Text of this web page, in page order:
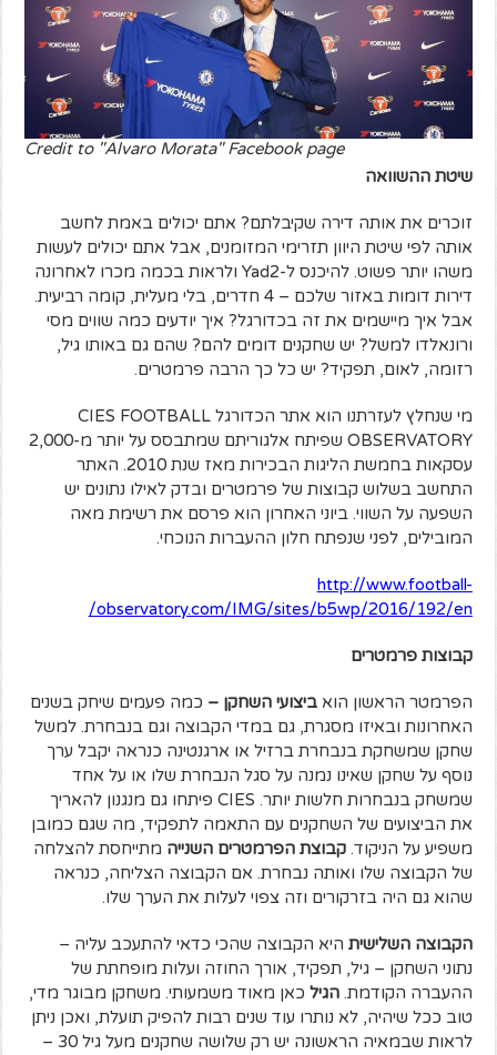
Credit to "Alvaro Morata" Facebook page
שיטת ההשוואה
זוכרים את אותה דירה שקיבלתם? אתם יכולים באמת לחשב
אותה לפי שיטת היוון תזרימי המזומנים, אבל אתם יכולים לעשות
משהו יותר פשוט. להיכנס ל-Yad2 ולראות בכמה מכרו לאחרונה
דירות דומות באזור שלכם – 4 חדרים, בלי מעלית, קומה רביעית.
אבל איך מיישמים את זה בכדורגל? איך יודעים כמה שווים מסי
ורונאלדו למשל? יש שחקנים דומים להם? שהם גם באותו גיל,
רזומה, לאום, תפקיד? יש כל כך הרבה פרמטרים.
מי שנחלץ לעזרתנו הוא אתר הכדורגל CIES FOOTBALL
OBSERVATORY שפיתח אלגוריתם שמתבסס על יותר מ-2,000
עסקאות בחמשת הליגות הבכירות מאז שנת 2010. האתר
התחשב בשלוש קבוצות של פרמטרים ובדק לאילו נתונים יש
השפעה על השווי. ביוני האחרון הוא פרסם את רשימת מאה
המובילים, לפני שנפתח חלון ההעברות הנוכחי.
http://www.football-
observatory.com/IMG/sites/b5wp/2016/192/en/
קבוצות פרמטרים
הפרמטר הראשון הוא ביצועי השחקן – כמה פעמים שיחק בשנים
האחרונות ובאיזו מסגרת, גם במדי הקבוצה וגם בנבחרת. למשל
שחקן שמשחקת בנבחרת ברזיל או ארגנטינה כנראה יקבל ערך
נוסף על שחקן שאינו נמנה על סגל הנבחרת שלו או על אחד
שמשחק בנבחרות חלשות יותר. CIES פיתחו גם מנגנון להאריך
את הביצועים של השחקנים עם התאמה לתפקיד, מה שגם כמובן
משפיע על הניקוד.קבוצת הפרמטרים השנייה מתייחסת להצלחה
של הקבוצה שלו ואותה נבחרת. אם הקבוצה הצליחה, כנראה
שהוא גם היה בזרקורים וזה צפוי לעלות את הערך שלו.
הקבוצה השלישית היא הקבוצה שהכי כדאי להתעכב עליה –
נתוני השחקן – גיל, תפקיד, אורך החוזה ועלות מופחתת של
ההעברה הקודמת.הגיל כאן מאוד משמעותי. משחקן מבוגר מדי,
טוב ככל שיהיה, לא נותרו עוד שנים רבות להפיק תועלת, ואכן ניתן
לראות שבמאיה הראשונה יש רק שלושה שחקנים מעל גיל 30 –